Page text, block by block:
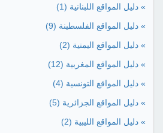
» دليل المواقع اللبنانية (1)
» دليل المواقع الفلسطينة (9)
» دليل المواقع اليمنية (2)
» دليل المواقع المغربية (12)
» دليل المواقع التونسية (4)
» دليل المواقع الجزائرية (5)
» دليل المواقع الليبية (2)